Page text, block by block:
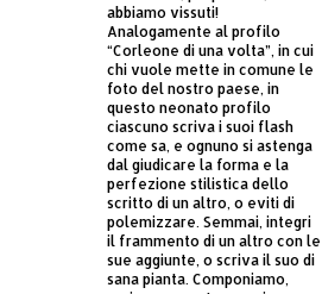
abbiamo vissuti!
Analogamente al profilo
“Corleone di una volta”, in cui
chi vuole mette in comune le
foto del nostro paese, in
questo neonato profilo
ciascuno scriva i suoi flash
come sa, e ognuno si astenga
dal giudicare la forma e la
perfezione stilistica dello
scritto di un altro, o eviti di
polemizzare. Semmai, integri
il frammento di un altro con le
sue aggiunte, o scriva il suo di
sana pianta. Componiamo,